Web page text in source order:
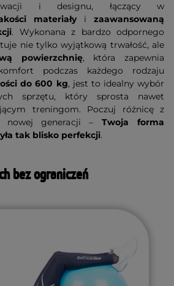
i designu, łączący w
materiałyi zaawansowaną
. Wykonana z bardzo odpornego
nie tylko wyjątkową trwałość, ale
powierzchnię, która zapewnia
podczas każdego rodzaju
do 600 kg, jest to idealny wybór
sprzętu, który sprosta nawet
treningom. Poczuj różnicę z
nowej generacji –Twoja forma
tak blisko perfekcji.
bez ograniczeń